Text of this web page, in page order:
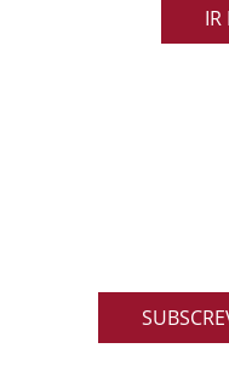
IR